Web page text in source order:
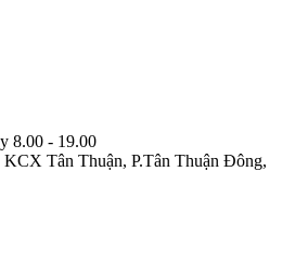
8.00 - 19.00
Tân Thuận, P.Tân Thuận Đông,